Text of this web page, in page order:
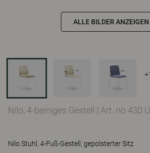
ALLE BILDER ANZEIGEN
Nilo, 4-beiniges Gestell | Art. no 430
Nilo Stuhl, 4-Fuß-Gestell, gepolsterter Sitz